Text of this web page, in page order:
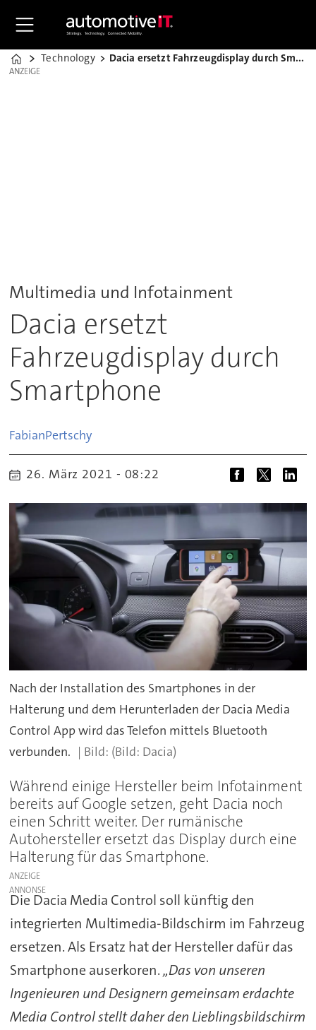
Home
Technology Dacia ersetzt Fahrzeugdisplay durch Smartphone
ANZEIGE
ANZEIGE
Multimedia und Infotainment
Dacia ersetzt
Fahrzeugdisplay durch
Smartphone
FabianPertschy
26. März 2021 - 08:22
Nach der Installation des Smartphones in der
Halterung und dem Herunterladen der Dacia Media
Control App wird das Telefon mittels Bluetooth
verbunden.
(Bild: Dacia)
Während einige Hersteller beim Infotainment
bereits auf Google setzen, geht Dacia noch
einen Schritt weiter. Der rumänische
Autohersteller ersetzt das Display durch eine
Halterung für das Smartphone.
ANZEIGE
Die Dacia Media Control soll künftig den
integrierten Multimedia-Bildschirm im Fahrzeug
ersetzen. Als Ersatz hat der Hersteller dafür das
Smartphone auserkoren.„Das von unseren
Ingenieuren und Designern gemeinsam erdachte
Media Control stellt daher den Lieblingsbildschirm